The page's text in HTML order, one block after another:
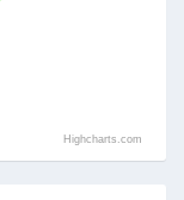
Highcharts.com